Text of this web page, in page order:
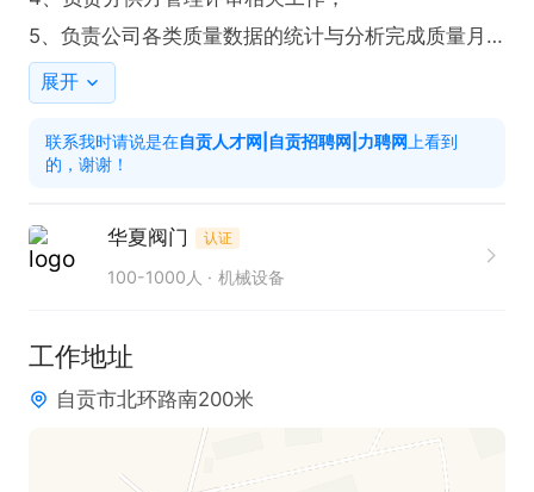
5、负责公司各类质量数据的统计与分析完成质量月
报；
措施至止问题关闭；
及项目质量计划分解；
8、协助完成客户投诉质量问题原因分析、纠正预防
待遇：
日礼津，工作满一年带薪年休等福利。
上班时间：8:30-17:30，双休
展开
联系我时请说是在自贡人才网|自贡招聘网|力聘网 上看到
的，谢谢！
华夏阀门 认证
100-1000人 机械设备
工作地址
自贡市北环路南200米